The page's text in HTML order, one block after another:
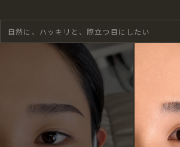
自然に、ハッキリと、際立つ目にしたい